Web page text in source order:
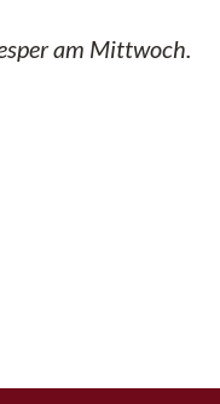
am Mittwoch.